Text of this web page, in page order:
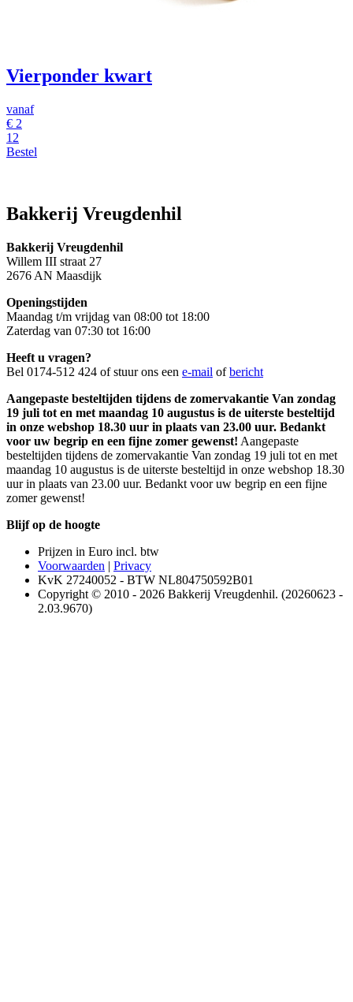
Vierponder kwart
vanaf
€ 2
12
Bestel
Bakkerij Vreugdenhil
Bakkerij Vreugdenhil
Willem III straat 27
2676 AN Maasdijk
Openingstijden
Maandag t/m vrijdag van 08:00 tot 18:00
Zaterdag van 07:30 tot 16:00
Heeft u vragen?
Bel 0174-512 424 of stuur ons een e-mail ofbericht
Aangepaste besteltijden tijdens de zomervakantie Van zondag
19 juli tot en met maandag 10 augustus is de uiterste besteltijd
in onze webshop 18.30 uur in plaats van 23.00 uur. Bedankt
voor uw begrip en een fijne zomer gewenst! Aangepaste
besteltijden tijdens de zomervakantie Van zondag 19 juli tot en met
maandag 10 augustus is de uiterste besteltijd in onze webshop 18.30
uur in plaats van 23.00 uur. Bedankt voor uw begrip en een fijne
zomer gewenst!
Blijf op de hoogte
Prijzen in Euro incl. btw
Voorwaarden | Privacy
KvK 27240052 - BTW NL804750592B01
Copyright © 2010 - 2026 Bakkerij Vreugdenhil. (20260623 -
2.03.9670)